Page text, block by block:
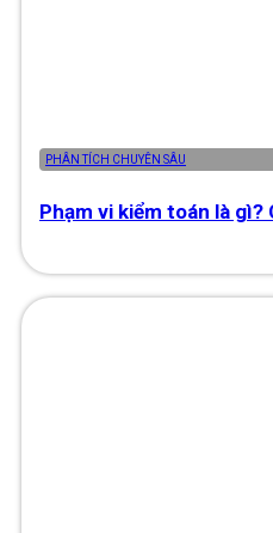
PHÂN TÍCH CHUYÊN SÂU
Phạm vi kiểm toán là